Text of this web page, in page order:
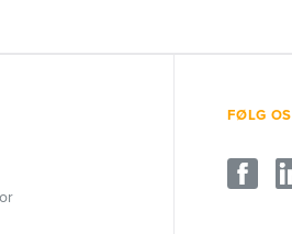
FØLG OS